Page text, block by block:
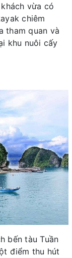
vừa có
chiêm
tham quan và
khu nuôi cấy
bến tàu Tuần
điểm thu hút